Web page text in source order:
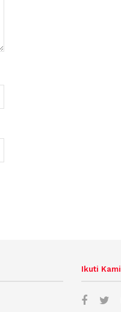
Ikuti Kami